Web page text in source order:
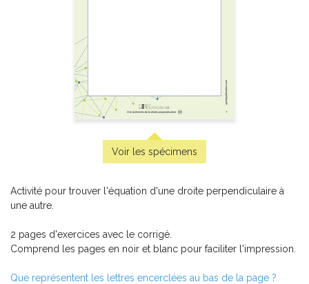
Voir les spécimens
Activité pour trouver l'équation d'une droite perpendiculaire à
une autre.
2 pages d'exercices avec le corrigé.
Comprend les pages en noir et blanc pour faciliter l'impression.
Que représentent les lettres encerclées au bas de la page ?